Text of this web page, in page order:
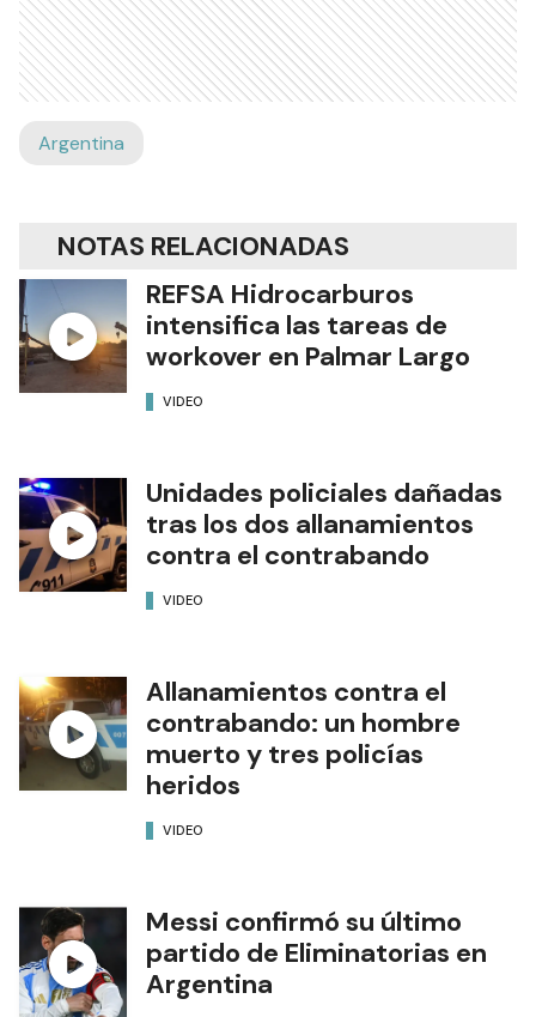
Argentina
NOTAS RELACIONADAS
REFSA Hidrocarburos
intensifica las tareas de
workover en Palmar Largo
VIDEO
Unidades policiales dañadas
tras los dos allanamientos
contra el contrabando
VIDEO
Allanamientos contra el
contrabando: un hombre
muerto y tres policías
heridos
VIDEO
Messi confirmó su último
partido de Eliminatorias en
Argentina